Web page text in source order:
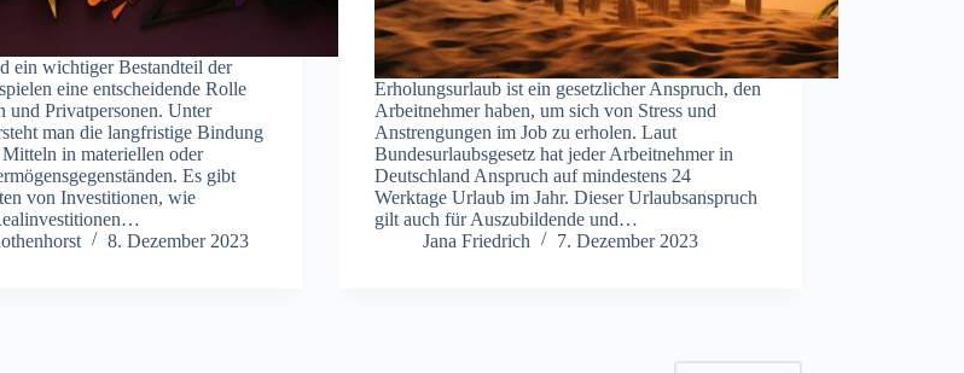
ein wichtiger Bestandteil der
eine entscheidende Rolle
und Privatpersonen. Unter
man die langfristige Bindung
in materiellen oder
Es gibt
von Investitionen, wie
8. Dezember 2023
Erholungsurlaub ist ein gesetzlicher Anspruch, den
Arbeitnehmer haben, um sich von Stress und
Anstrengungen im Job zu erholen. Laut
Bundesurlaubsgesetz hat jeder Arbeitnehmer in
Deutschland Anspruch auf mindestens 24
Werktage Urlaub im Jahr. Dieser Urlaubsanspruch
gilt auch für Auszubildende und…
Jana Friedrich
7. Dezember 2023